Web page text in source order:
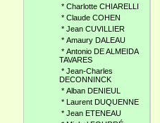
* Charlotte CHIARELLI
* Claude COHEN
* Jean CUVILLIER
* Amaury DALEAU
* Antonio DE ALMEIDA
TAVARES
* Jean-Charles
DECONNINCK
* Alban DENIEUL
* Laurent DUQUENNE
* Jean ETENEAU